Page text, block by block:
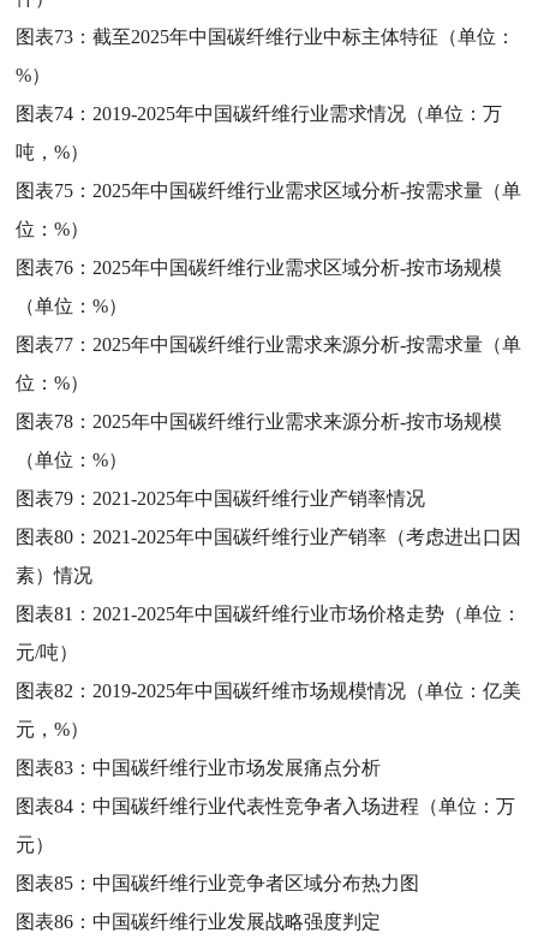
图表73：截至2025年中国碳纤维行业中标主体特征（单位：
%）
图表74： 2019-2025年中国碳纤维行业需求情况（单位：万
吨，%）
图表75： 2025年中国碳纤维行业需求区域分析-按需求量（单
位：%）
图表76： 2025年中国碳纤维行业需求区域分析-按市场规模
（单位：%）
图表77： 2025年中国碳纤维行业需求来源分析-按需求量（单
位：%）
图表78： 2025年中国碳纤维行业需求来源分析-按市场规模
（单位：%）
图表79： 2021-2025年中国碳纤维行业产销率情况
图表80： 2021-2025年中国碳纤维行业产销率（考虑进出口因
素）情况
图表81： 2021-2025年中国碳纤维行业市场价格走势（单位：
元/吨）
图表82： 2019-2025年中国碳纤维市场规模情况（单位：亿美
元，%）
图表83：中国碳纤维行业市场发展痛点分析
图表84：中国碳纤维行业代表性竞争者入场进程（单位：万
元）
图表85：中国碳纤维行业竞争者区域分布热力图
图表86：中国碳纤维行业发展战略强度判定